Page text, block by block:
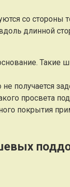
со стороны
длинной
Такие
получается
просвета
покрытия